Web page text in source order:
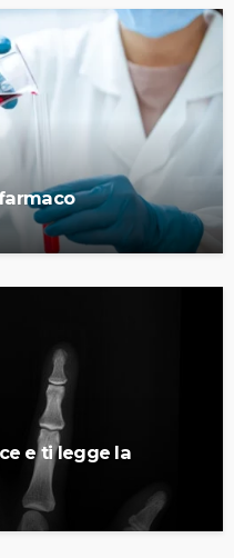
e ti legge la